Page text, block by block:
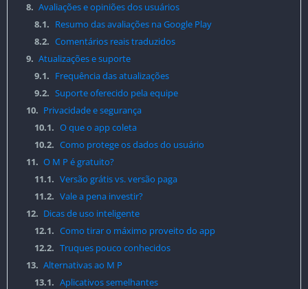
8. Avaliações e opiniões dos usuários
8.1. Resumo das avaliações na Google Play
8.2. Comentários reais traduzidos
9. Atualizações e suporte
9.1. Frequência das atualizações
9.2. Suporte oferecido pela equipe
10. Privacidade e segurança
10.1. O que o app coleta
10.2. Como protege os dados do usuário
11. O M P é gratuito?
11.1. Versão grátis vs. versão paga
11.2. Vale a pena investir?
12. Dicas de uso inteligente
12.1. Como tirar o máximo proveito do app
12.2. Truques pouco conhecidos
13. Alternativas ao M P
13.1. Aplicativos semelhantes